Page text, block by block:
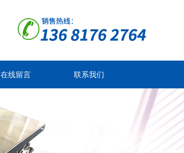
在线留言 联系我们